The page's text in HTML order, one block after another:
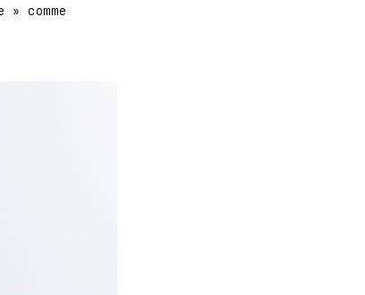
comme